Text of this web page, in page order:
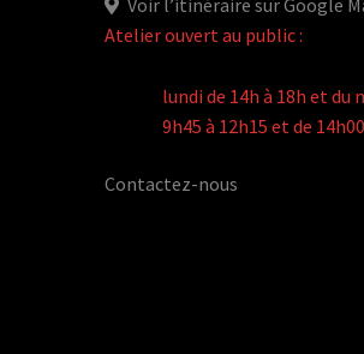
Voir l’itinéraire sur Google
Atelier ouvert au public :
lundi de 14h à 18h et du
9h45 à 12h15 et de
Contactez-nous